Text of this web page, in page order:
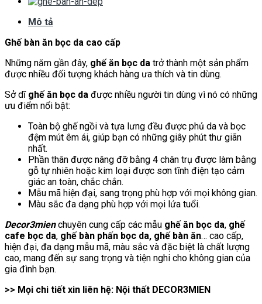
Mô tả
Ghế bàn ăn bọc da cao cấp
Những năm gần đây, ghế ăn bọc da trở thành một sản phẩm
được nhiều đối tượng khách hàng ưa thích và tin dùng.
Sở dĩ ghế ăn bọc da được nhiều người tin dùng vì nó có những
ưu điểm nổi bật:
Toàn bộ ghế ngồi và tựa lưng đều được phủ da và bọc
đệm mút êm ái, giúp bạn có những giây phút thư giãn
nhất.
Phần thân được nâng đỡ bằng 4 chân trụ được làm bằng
gỗ tự nhiên hoặc kim loại được sơn tĩnh điện tạo cảm
giác an toàn, chắc chắn.
Mẫu mã hiện đại, sang trọng phù hợp với mọi không gian.
Màu sắc đa dạng phù hợp với mọi lứa tuổi.
Decor3mienchuyên cung cấp các mẫu ghế ăn bọc da, ghế
cafe bọc da, ghế bàn phấn bọc da, ghế bàn ăn… cao cấp,
hiện đại, đa dạng mẫu mã, màu sắc và đặc biệt là chất lượng
cao, mang đến sự sang trọng và tiện nghi cho không gian của
gia đình bạn.
>> Mọi chi tiết xin liên hệ: Nội thất DECOR3MIEN